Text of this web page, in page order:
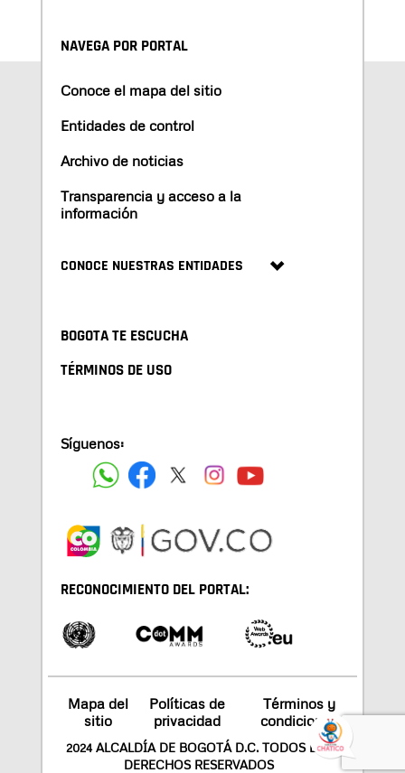
NAVEGA POR PORTAL
Conoce el mapa del sitio
Entidades de control
Archivo de noticias
Transparencia y acceso a la
información
CONOCE NUESTRAS ENTIDADES
BOGOTA TE ESCUCHA
TÉRMINOS DE USO
Síguenos:
RECONOCIMIENTO DEL PORTAL:
Mapa del
sitio
Políticas de
privacidad
Términos y
condiciones
2024 ALCALDÍA DE BOGOTÁ D.C. TODOS LOS
DERECHOS RESERVADOS